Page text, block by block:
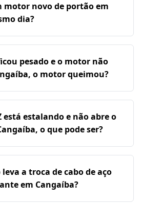
motor novo de portão em
dia?
pesado e o motor não
o motor queimou?
está estalando e não abre o
o que pode ser?
a troca de cabo de aço
em Cangaíba?